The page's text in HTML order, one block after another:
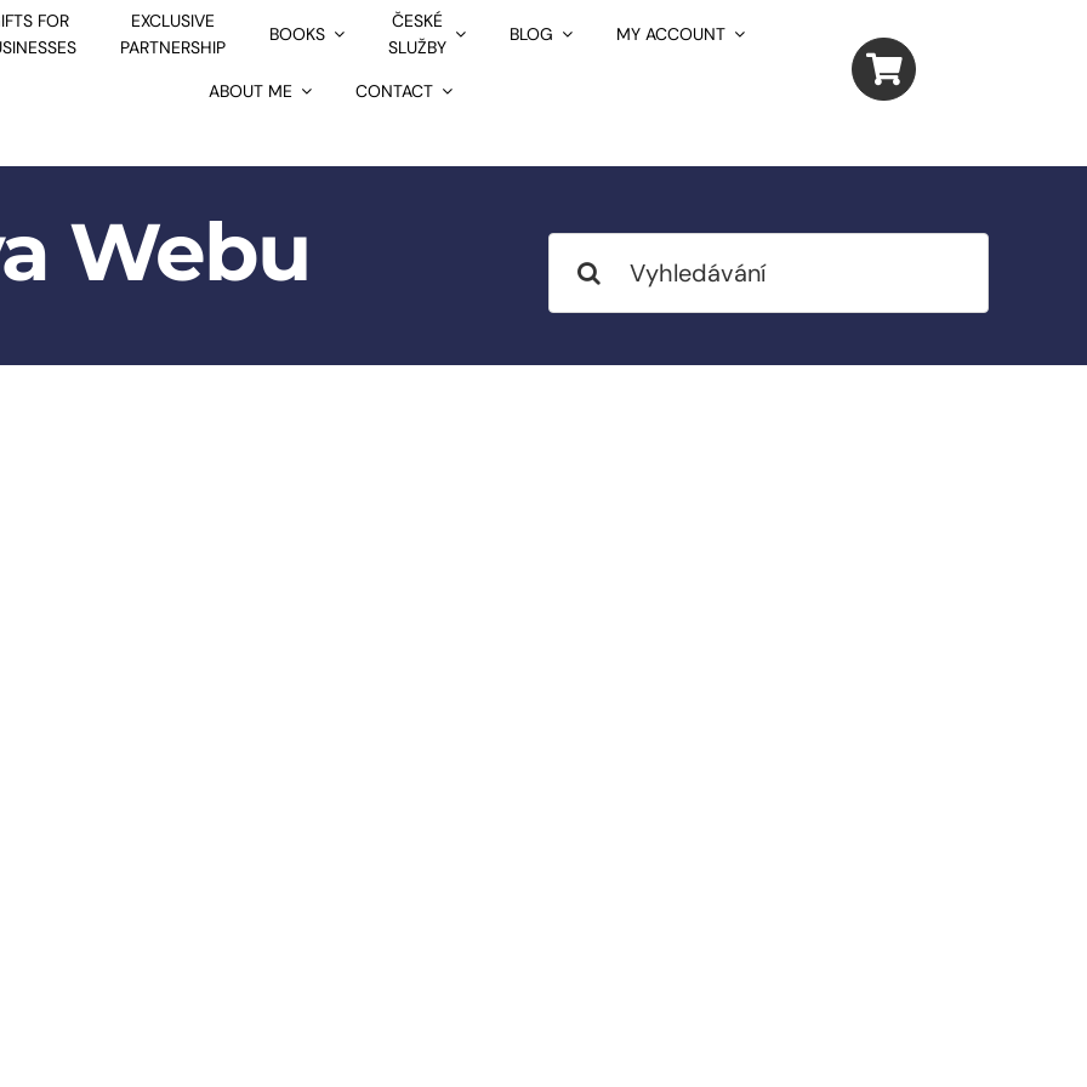
FOR
EXCLUSIVE
PARTNERSHIP
BOOKS
ČESKÉ
SLUŽBY
BLOG MY ACCOUNT
ABOUT ME CONTACT
Webu
for: